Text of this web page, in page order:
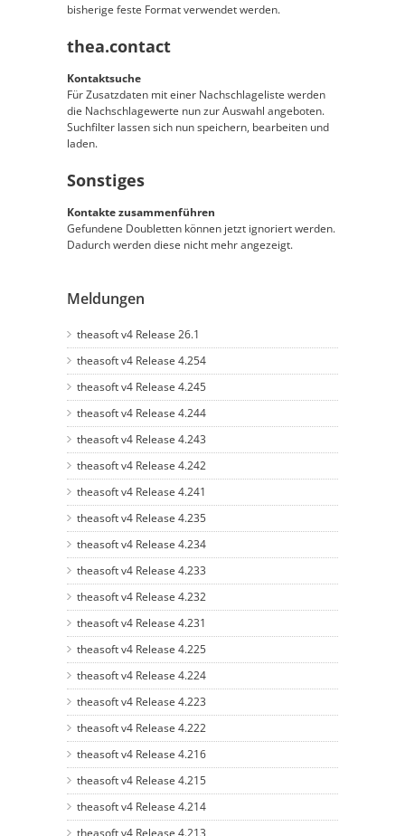
bisherige feste Format verwendet werden.
thea.contact
Kontaktsuche
Für Zusatzdaten mit einer Nachschlageliste werden
die Nachschlagewerte nun zur Auswahl angeboten.
Suchfilter lassen sich nun speichern, bearbeiten und
laden.
Sonstiges
Kontakte zusammenführen
Gefundene Doubletten können jetzt ignoriert werden.
Dadurch werden diese nicht mehr angezeigt.
Meldungen
theasoft v4 Release 26.1
theasoft v4 Release 4.254
theasoft v4 Release 4.245
theasoft v4 Release 4.244
theasoft v4 Release 4.243
theasoft v4 Release 4.242
theasoft v4 Release 4.241
theasoft v4 Release 4.235
theasoft v4 Release 4.234
theasoft v4 Release 4.233
theasoft v4 Release 4.232
theasoft v4 Release 4.231
theasoft v4 Release 4.225
theasoft v4 Release 4.224
theasoft v4 Release 4.223
theasoft v4 Release 4.222
theasoft v4 Release 4.216
theasoft v4 Release 4.215
theasoft v4 Release 4.214
theasoft v4 Release 4.213